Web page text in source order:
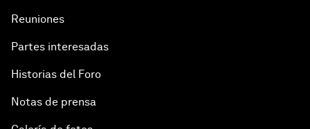
Reuniones
Partes interesadas
Historias del Foro
Notas de prensa